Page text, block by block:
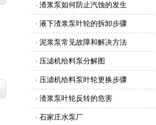
· 渣浆泵如何防止汽蚀的发生
· 液下渣浆泵叶轮的拆卸步骤
· 泥浆泵常见故障和解决方法
· 压滤机给料泵分解图
· 压滤机给料泵叶轮更换步骤
· 渣浆泵叶轮反转的危害
· 石家庄水泵厂